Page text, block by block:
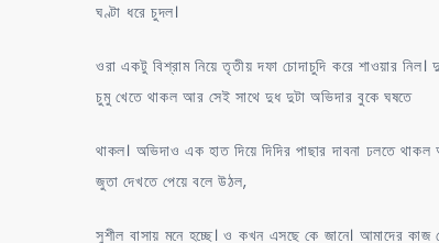
ঘণ্টা ধরে চুদল।
ওরা একটু বিশ্রাম নিয়ে তৃতীয় দফা চোদাচুদি করে শাওয়ার
চুমু খেতে থাকল আর সেই সাথে দুধ দুটা অভিদার বুকে ঘষতে
থাকল। অভিদাও এক হাত দিয়ে দিদির পাছার দাবনা ঢলতে
জুতা দেখতে পেয়ে বলে উঠল,
সুশীল বাসায় মনে হচ্ছে। ও কখন এসছে কে জানে। আমাদের কাজ